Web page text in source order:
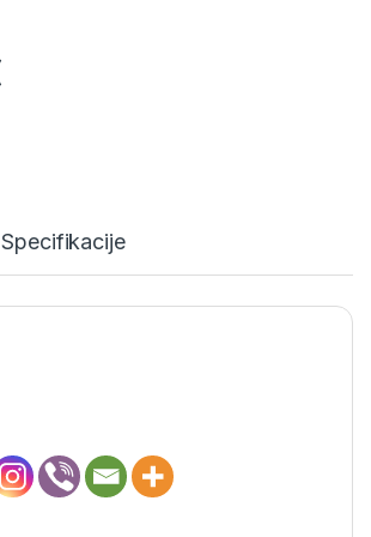
Specifikacije